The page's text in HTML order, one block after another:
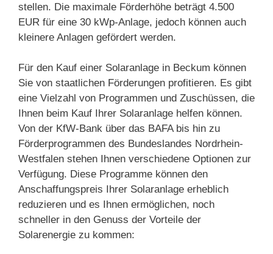
stellen. Die maximale Förderhöhe beträgt 4.500
EUR für eine 30 kWp-Anlage, jedoch können auch
kleinere Anlagen gefördert werden.
Für den Kauf einer Solaranlage in Beckum können
Sie von staatlichen Förderungen profitieren. Es gibt
eine Vielzahl von Programmen und Zuschüssen, die
Ihnen beim Kauf Ihrer Solaranlage helfen können.
Von der KfW-Bank über das BAFA bis hin zu
Förderprogrammen des Bundeslandes Nordrhein-
Westfalen stehen Ihnen verschiedene Optionen zur
Verfügung. Diese Programme können den
Anschaffungspreis Ihrer Solaranlage erheblich
reduzieren und es Ihnen ermöglichen, noch
schneller in den Genuss der Vorteile der
Solarenergie zu kommen: